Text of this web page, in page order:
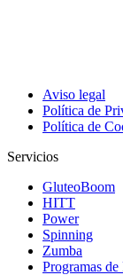
Aviso legal
Política de
Política de
Servicios
GluteoBoom
HITT
Power
Spinning
Zumba
Programas de